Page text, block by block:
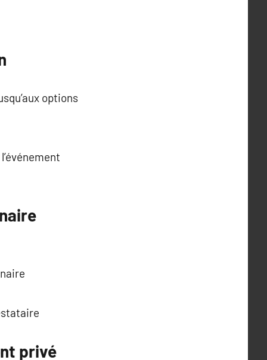
options
privé